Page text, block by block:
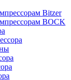
Bitzer
BOCK